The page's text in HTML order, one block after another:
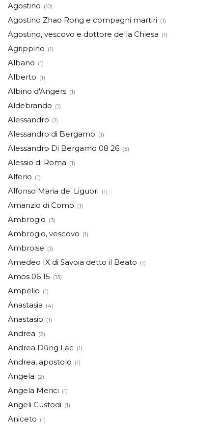
Agostino (10)
Agostino Zhao Rong e compagni martiri (1)
Agostino, vescovo e dottore della Chiesa (1)
Agrippino (1)
Albano (1)
Alberto (1)
Albino d'Angers (1)
Aldebrando (1)
Alessandro (1)
Alessandro di Bergamo (1)
Alessandro Di Bergamo 08 26 (5)
Alessio di Roma (1)
Alferio (1)
Alfonso Maria de' Liguori (1)
Amanzio di Como (1)
Ambrogio (3)
Ambrogio, vescovo (1)
Ambroise (1)
Amedeo IX di Savoia detto il Beato (1)
Amos 06 15 (13)
Ampelio (1)
Anastasia (4)
Anastasio (1)
Andrea (2)
Andrea Dũng Lạc (1)
Andrea, apostolo (1)
Angela (2)
Angela Merici (1)
Angeli Custodi (1)
Aniceto (1)